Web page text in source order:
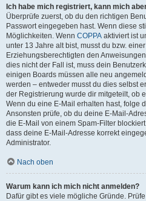
Ich habe mich registriert, kann mich
Überprüfe zuerst, ob du den richtigen
Passwort eingegeben hast. Wenn diese
Möglichkeiten. Wenn COPPA aktiviert ist
unter 13 Jahre alt bist, musst du bzw.
Erziehungsberechtigten den
dies nicht der Fall ist, muss dein
einigen Boards müssen alle neu
werden – entweder musst du dies selbst
der Registrierung wurde dir mitgeteilt, ob
Wenn du eine E-Mail erhalten hast, folge
Ansonsten prüfe, ob du deine E-Mail-
die E-Mail von einem Spam-Filter
dass deine E-Mail-Adresse korrekt
Administrator.
Nach oben
Warum kann ich mich nicht anmelden?
Dafür gibt es viele mögliche Gründe.